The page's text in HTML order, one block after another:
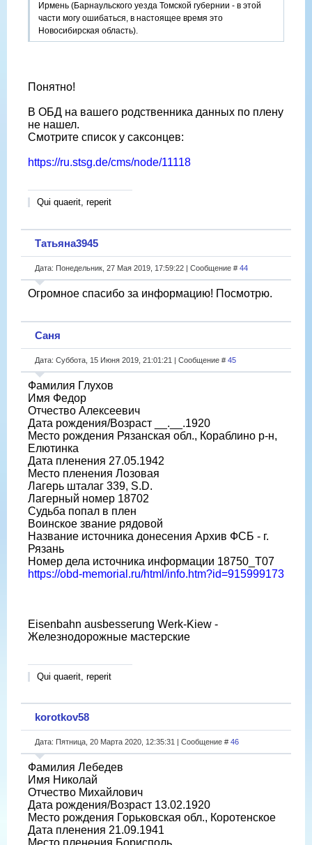
Ирмень (Барнаульского уезда Томской губернии - в этой
части могу ошибаться, в настоящее время это
Новосибирская область).
Понятно!
В ОБД на вашего родственника данных по плену
не нашел.
Смотрите список у саксонцев:
https://ru.stsg.de/cms/node/11118
Qui quaerit, reperit
Татьяна3945
Дата: Понедельник, 27 Мая 2019, 17:59:22 | Сообщение # 44
Огромное спасибо за информацию! Посмотрю.
Саня
Дата: Суббота, 15 Июня 2019, 21:01:21 | Сообщение # 45
Фамилия Глухов
Имя Федор
Отчество Алексеевич
Дата рождения/Возраст __.__.1920
Место рождения Рязанская обл., Кораблино р-н,
Елютинка
Дата пленения 27.05.1942
Место пленения Лозовая
Лагерь шталаг 339, S.D.
Лагерный номер 18702
Судьба попал в плен
Воинское звание рядовой
Название источника донесения Архив ФСБ - г.
Рязань
Номер дела источника информации 18750_Т07
https://obd-memorial.ru/html/info.htm?id=915999173
Eisenbahn ausbesserung Werk-Kiew -
Железнодорожные мастерские
Qui quaerit, reperit
korotkov58
Дата: Пятница, 20 Марта 2020, 12:35:31 | Сообщение # 46
Фамилия Лебедев
Имя Николай
Отчество Михайлович
Дата рождения/Возраст 13.02.1920
Место рождения Горьковская обл., Коротенское
Дата пленения 21.09.1941
Место пленения Борисполь